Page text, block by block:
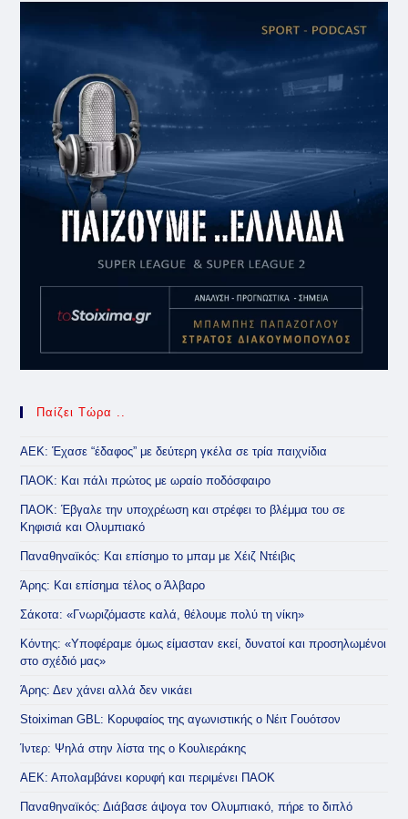
Παίζει Τώρα ..
ΑΕΚ: Έχασε “έδαφος” με δεύτερη γκέλα σε τρία παιχνίδια
ΠΑΟΚ: Και πάλι πρώτος με ωραίο ποδόσφαιρο
ΠΑΟΚ: Έβγαλε την υποχρέωση και στρέφει το βλέμμα του σε
Κηφισιά και Ολυμπιακό
Παναθηναϊκός: Και επίσημο το μπαμ με Χέιζ Ντέιβις
Άρης: Και επίσημα τέλος ο Άλβαρο
Σάκοτα: «Γνωριζόμαστε καλά, θέλουμε πολύ τη νίκη»
Κόντης: «Υποφέραμε όμως είμασταν εκεί, δυνατοί και προσηλωμένοι
στο σχέδιό μας»
Άρης: Δεν χάνει αλλά δεν νικάει
Stoiximan GBL: Κορυφαίος της αγωνιστικής ο Νέιτ Γουότσον
Ίντερ: Ψηλά στην λίστα της ο Κουλιεράκης
ΑΕΚ: Απολαμβάνει κορυφή και περιμένει ΠΑΟΚ
Παναθηναϊκός: Διάβασε άψογα τον Ολυμπιακό, πήρε το διπλό